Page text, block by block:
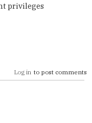
privileges
Log in to post comments